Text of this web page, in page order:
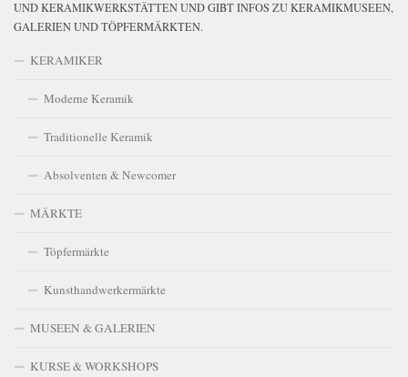
UND KERAMIKWERKSTÄTTEN UND GIBT INFOS ZU KERAMIKMUSEEN,
GALERIEN UND TÖPFERMÄRKTEN.
KERAMIKER
Moderne Keramik
Traditionelle Keramik
Absolventen & Newcomer
MÄRKTE
Töpfermärkte
Kunsthandwerkermärkte
MUSEEN & GALERIEN
KURSE & WORKSHOPS